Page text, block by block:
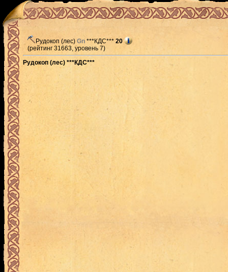
Рудокоп (лес) Gn ***КДС*** 20
(рейтинг 31663, уровень 7)
Рудокоп (лес) ***КДС***